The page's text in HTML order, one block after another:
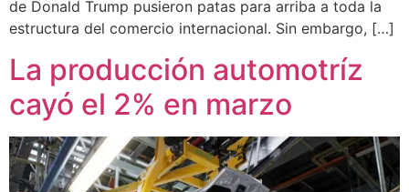
de Donald Trump pusieron patas para arriba a toda la
estructura del comercio internacional. Sin embargo, […]
La producción automotríz
cayó el 2% en marzo